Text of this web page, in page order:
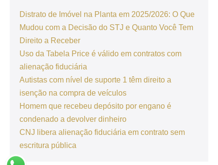
Distrato de Imóvel na Planta em 2025/2026: O Que
Mudou com a Decisão do STJ e Quanto Você Tem
Direito a Receber
Uso da Tabela Price é válido em contratos com
alienação fiduciária
Autistas com nível de suporte 1 têm direito a
isenção na compra de veículos
Homem que recebeu depósito por engano é
condenado a devolver dinheiro
CNJ libera alienação fiduciária em contrato sem
escritura pública